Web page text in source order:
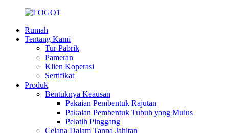
Rumah
Tentang Kami
Tur Pabrik
Pameran
Klien Koperasi
Sertifikat
Produk
Bentuknya Keausan
Pakaian Pembentuk Rajutan
Pakaian Pembentuk Tubuh yang Mulus
Pelatih Pinggang
Celana Dalam Tanpa Jahitan